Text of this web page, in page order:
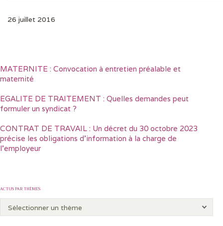
26 juillet 2016
MATERNITE : Convocation à entretien préalable et
maternité
EGALITE DE TRAITEMENT : Quelles demandes peut
formuler un syndicat ?
CONTRAT DE TRAVAIL : Un décret du 30 octobre 2023
précise les obligations d’information à la charge de
l’employeur
ACTUS PAR THÈMES